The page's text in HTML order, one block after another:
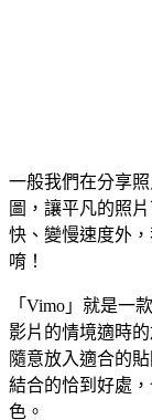
一般我們在分享
圖，讓平凡的照
快、變慢速度外
唷！
「Vimo」就是一
影片的情境適時
隨意放入適合的
結合的恰到好處
色。